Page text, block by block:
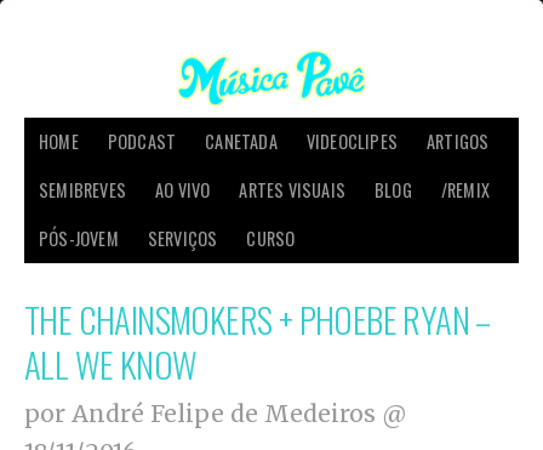
HOME PODCAST CANETADA VIDEOCLIPES
ARTIGOS
SEMIBREVES
AO VIVO ARTES VISUAIS BLOG
/REMIX
PÓS-JOVEM
SERVIÇOS CURSO
THE CHAINSMOKERS + PHOEBE RYAN –
ALL WE KNOW
por André Felipe de Medeiros @